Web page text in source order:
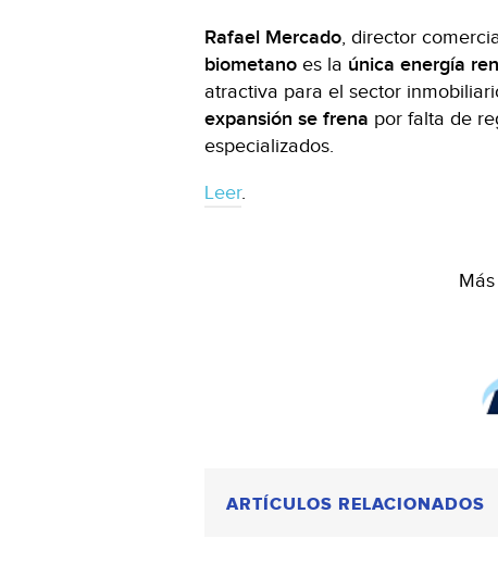
Rafael Mercado, director
biometano es la única energía
atractiva para el sector
expansión se frena por falta de
especializados.
Leer.
ARTÍCULOS RELACIONADOS